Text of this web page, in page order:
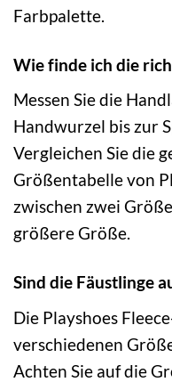
Farbpalette.
Wie finde ich die
Messen Sie die
Handwurzel bis zur
Vergleichen Sie die
Größentabelle von
zwischen zwei
größere Größe.
Sind die Fäustlinge
Die Playshoes
verschiedenen
Achten Sie auf die